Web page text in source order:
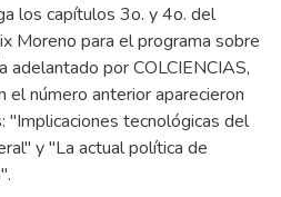
los capítulos 3o. y 4o. del
Moreno para el programa sobre
adelantado por COLCIENCIAS,
el número anterior aparecieron
"Implicaciones tecnológicas del
y "La actual política de